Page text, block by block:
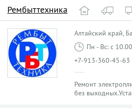
Рембыттехника
Алтайский край,
Пн - Вс: с
+7-913-360-45-63
Ремонт
без